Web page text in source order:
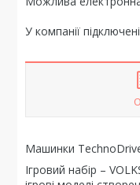
У компанії
Машинки
Ігровий набір –